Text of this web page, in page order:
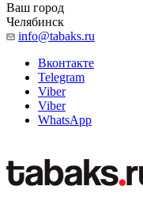
Ваш город
Челябинск
info@tabaks.ru
Вконтакте
Telegram
Viber
Viber
WhatsApp